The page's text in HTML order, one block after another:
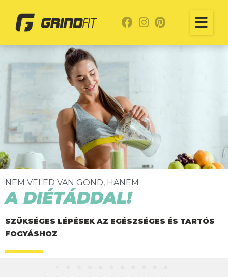
NEM VELED VAN GOND, HANEM
A DIÉTÁDDAL!
SZÜKSÉGES LÉPÉSEK AZ EGÉSZSÉGES ÉS TARTÓS
FOGYÁSHOZ